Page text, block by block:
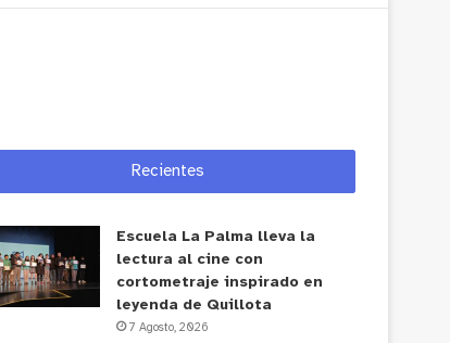
Recientes
Escuela La Palma lleva la
lectura al cine con
cortometraje inspirado en
leyenda de Quillota
7 Agosto, 2026